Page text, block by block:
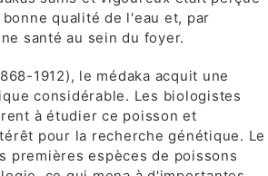
qualité de l'eau et, par
santé au sein du foyer.
1912), le médaka acquit une
considérable. Les biologistes
à étudier ce poisson et
pour la recherche génétique. Le
premières espèces de poissons